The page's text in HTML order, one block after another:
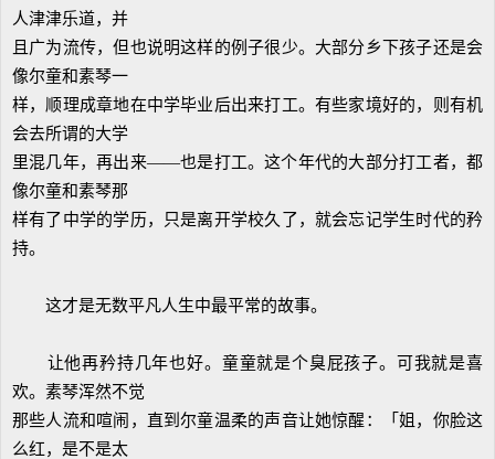
人津津乐道，并
且广为流传，但也说明这样的例子很少。大部分乡下孩子还是会
像尔童和素琴一
样，顺理成章地在中学毕业后出来打工。有些家境好的，则有机
会去所谓的大学
里混几年，再出来——也是打工。这个年代的大部分打工者，都
像尔童和素琴那
样有了中学的学历，只是离开学校久了，就会忘记学生时代的矜
持。
这才是无数平凡人生中最平常的故事。
让他再矜持几年也好。童童就是个臭屁孩子。可我就是喜
欢。素琴浑然不觉
那些人流和喧闹，直到尔童温柔的声音让她惊醒：「姐，你脸这
么红，是不是太